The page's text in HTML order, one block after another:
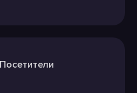
Посетители